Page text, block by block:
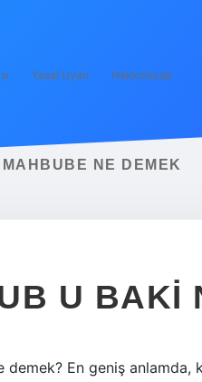
Yasal Uyarı Hakkımızda
NE DEMEK
U BAKI
demek? En geniş anlamda,